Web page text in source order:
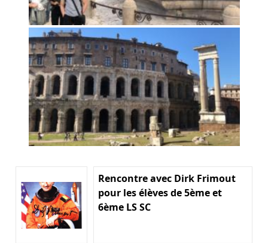
Rencontre avec Dirk Frimout
pour les élèves de 5ème et
6ème LS SC